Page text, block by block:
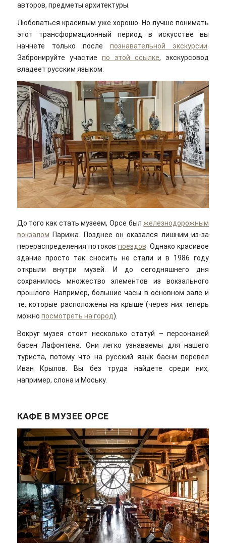
авторов, предметы архитектуры.
Любоваться красивым уже хорошо. Но лучше понимать
этот трансформационный период в искусстве вы
начнете только послепознавательной экскурсии
Забронируйте участие по этой ссылке, экскурсовод
владеет русским языком.
До того как стать музеем, Орсе былжелезнодорожным
вокзалом Парижа. Позднее он оказался лишним из-за
перераспределения потоков поездов . Однако красивое
здание просто так сносить не стали и в 1986 году
открыли внутри музей. И до сегодняшнего дня
сохранилось множество элементов из вокзального
прошлого. Например, большие часы в основном зале и
те, которые расположены на крыше (через них теперь
можно посмотреть на город).
Вокруг музея стоит несколько статуй – персонажей
басен Лафонтена. Они легко узнаваемы для нашего
туриста, потому что на русский язык басни перевел
Иван Крылов. Вы без труда найдете среди них,
например, слона и Моську.
КАФЕ В МУЗЕЕ ОРСЕ